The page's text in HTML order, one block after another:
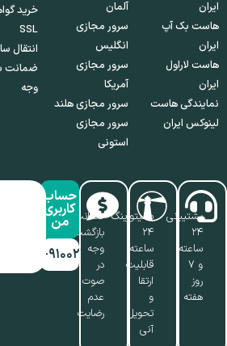
ایران
هاست بک آپ
ایران
هاست لاراول
ایران
نمایندگی هاست
لینوکس ایران
آلمان
سرور مجازی
انگلیس
سرور مجازی
آمریکا
سرور مجازی هلند
سرور مجازی
استونی
خرید
SSL
انتقال
ضمانت
وجه
پشتیبانی
۲۴
ساعته
و ۷
روز
هفته
مانیتورینگ
۲۴
ساعته،
قابلیت
ارتقا
تحویل
آنی
ضمانت
بازگشت
وجه
در
صوت
عدم
رضایت
حساب
کاربری
من
۰۱۷-۹۱۰۰۲۱۱۰